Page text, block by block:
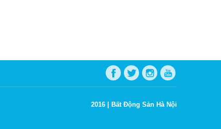
2016 | Bất Động Sản Hà Nội